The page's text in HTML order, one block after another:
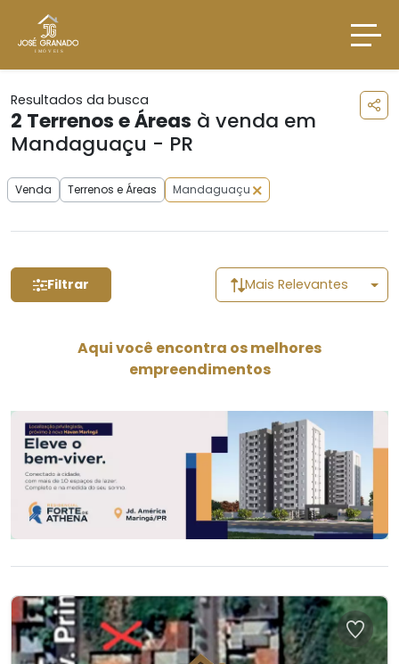
Resultados da busca
2 Terrenos e Áreas à venda em
Mandaguaçu - PR
Venda Terrenos e Áreas Mandaguaçu
Filtrar Mais Relevantes
Aqui você encontra os melhores
empreendimentos